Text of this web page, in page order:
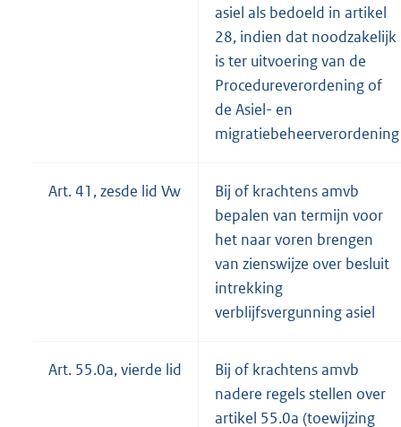
asiel als bedoeld in artikel
28, indien dat noodzakelijk
is ter uitvoering van de
Procedureverordening of
de Asiel- en
migratiebeheerverordening
Art. 41, zesde lid Vw
Bij of krachtens amvb
bepalen van termijn voor
het naar voren brengen
van zienswijze over besluit
intrekking
verblijfsvergunning asiel
Art. 55.0a, vierde lid
Bij of krachtens amvb
nadere regels stellen over
artikel 55.0a (toewijzing